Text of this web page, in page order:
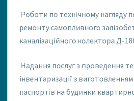
Роботи по технічному нагляду
ремонту самопливного
каналізаційного колектора Д-
Надання послуг з проведення
інвентаризації з
паспортів на будинки